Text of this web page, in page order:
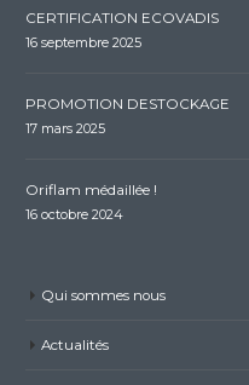
CERTIFICATION ECOVADIS
16 septembre 2025
PROMOTION DESTOCKAGE
17 mars 2025
Oriflam médaillée !
16 octobre 2024
Qui sommes nous
Actualités